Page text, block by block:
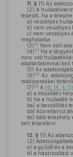
11. § (1) Az
(2) A
teljesíti, ha a
a) veszélyes
b) nem veszélyes
c) nem veszélyes
meghaladja.
(3) 26Nem kell
(4) 27Ha a
nem volt
adattartalommal kell
(5) Az
(6) 28Az
módszerekkel
(7) 29A Ht. 14. §
a) a képződés
b) ha a hulladék
ba) a beszállítás
bb) közvetlenül
bc) több telephely
kell teljesíteni.
12. § (1) Az
(2)
a) a gyűjtő és a
b) a hasznosítást